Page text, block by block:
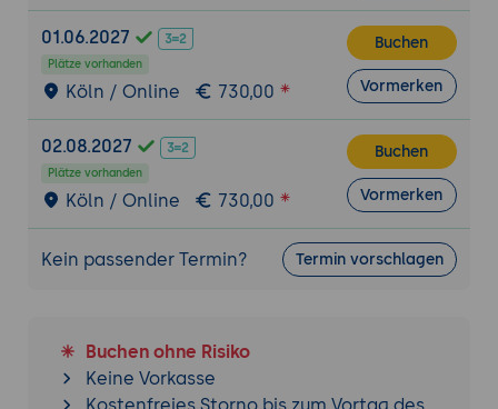
createScatterPlot gerendert werden
Zeitreihendiagramme mit
TimeSeriesCollection und der Klasse
TimeSeries implementieren, die
zeitbasierte Daten wie Aktienkurse,
Messwerte oder Kennzahlen über die Zeit
visualisieren
Den XYPlot und seine Renderer wie
XYLineAndShapeRenderer, XYBarRenderer
oder XYAreaRenderer nutzen, um das
5. Kreisdiagramme und spezialisierte
Diagrammtypen
01.06.2027
Plätze vorhanden
Köln / Online 730,00
Buchen
Vormerken
02.08.2027
Plätze vorhanden
Köln / Online 730,00
Buchen
Vormerken
Kein passender Termin? Termin vorschlagen
Buchen ohne Risiko
Keine Vorkasse